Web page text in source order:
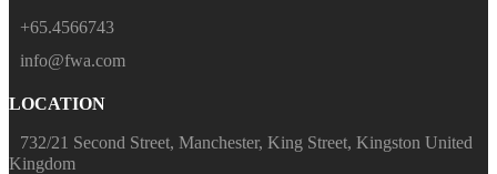
+65.4566743
info@fwa.com
LOCATION
732/21 Second Street, Manchester, King Street, Kingston United
Kingdom